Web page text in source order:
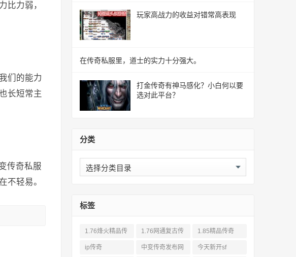
比力弱，
们的能力
长短常主
传奇私服
不轻易。
玩家高战力的收益对错常高表现
在传奇私服里，道士的实力十分强大。
打金传奇有神马感化？小白何以要
选对此平台？
分类
分
类
标签
1.76烽火精品传
奇私服网站
1.76网通复古传
奇sf
1.85精品传奇
ip传奇 中变传奇发布网 今天新开sf